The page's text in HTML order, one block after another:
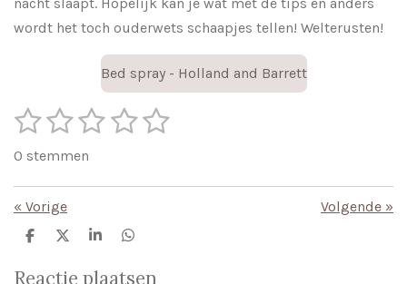
wordt het toch ouderwets schaapjes tellen! Welterusten!
Bed spray - Holland and Barrett
R
i
n
1
s
t
e
2
s
t
e
3
s
t
4
t
5
t
S
m
0 stemmen
« Vorige Volgende »
D
D
e
S
a
D
Reactie plaatsen